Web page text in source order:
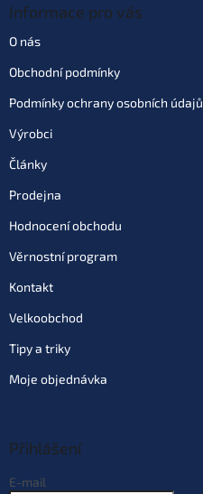
Informace pro vás
O nás
Obchodní podmínky
Podmínky ochrany osobních údajů
Výrobci
Články
Prodejna
Hodnocení obchodu
Věrnostní program
Kontakt
Velkoobchod
Tipy a triky
Moje objednávka
Přihlášení
E-mail